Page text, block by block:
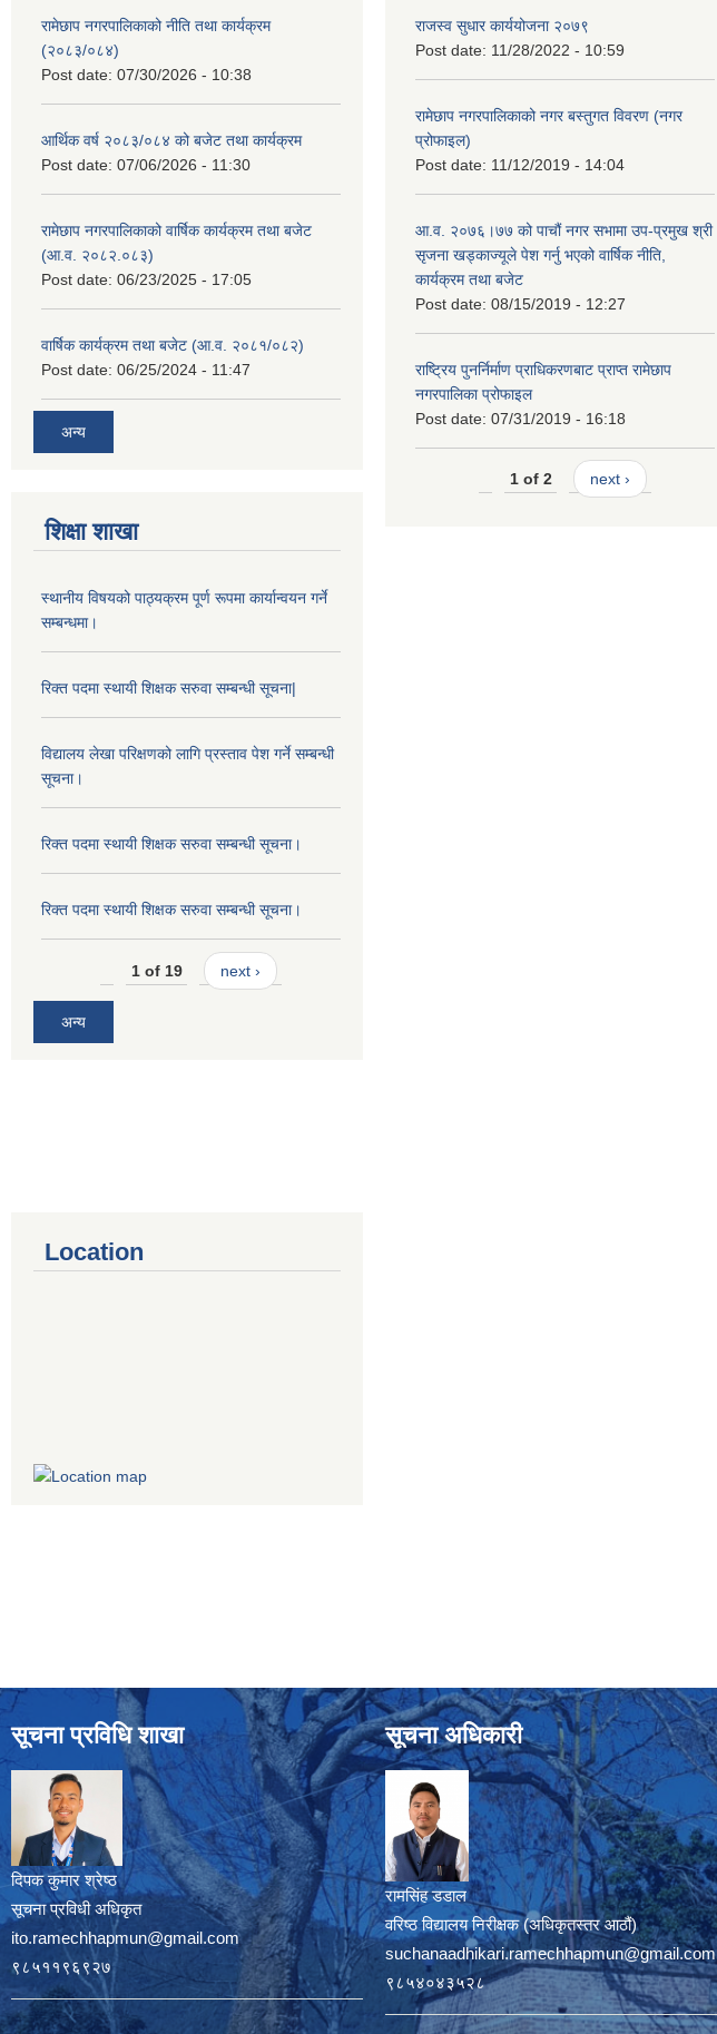
रामेछाप नगरपालिकाको नीति तथा कार्यक्रम
(२०८३/०८४)
Post date: 07/30/2026 - 10:38
आर्थिक वर्ष २०८३/०८४ को बजेट तथा कार्यक्रम
Post date: 07/06/2026 - 11:30
रामेछाप नगरपालिकाको वार्षिक कार्यक्रम तथा बजेट
(आ.व. २०८२.०८३)
Post date: 06/23/2025 - 17:05
वार्षिक कार्यक्रम तथा बजेट (आ.व. २०८१/०८२)
Post date: 06/25/2024 - 11:47
अन्य
शिक्षा शाखा
स्थानीय विषयको पाठ्यक्रम पूर्ण रूपमा कार्यान्वयन गर्ने
सम्बन्धमा।
रिक्त पदमा स्थायी शिक्षक सरुवा सम्बन्धी सूचना|
विद्यालय लेखा परिक्षणको लागि प्रस्ताव पेश गर्ने सम्बन्धी
सूचना।
रिक्त पदमा स्थायी शिक्षक सरुवा सम्बन्धी सूचना।
रिक्त पदमा स्थायी शिक्षक सरुवा सम्बन्धी सूचना।
1 of 19 next ›
अन्य
राजस्व सुधार कार्ययोजना २०७९
Post date: 11/28/2022 - 10:59
रामेछाप नगरपालिकाको नगर बस्तुगत विवरण (नगर
प्रोफाइल)
Post date: 11/12/2019 - 14:04
आ.व. २०७६।७७ को पाचौं नगर सभामा उप-प्रमुख श्री
सृजना खड्काज्यूले पेश गर्नु भएको वार्षिक नीति,
कार्यक्रम तथा बजेट
Post date: 08/15/2019 - 12:27
राष्ट्रिय पुनर्निर्माण प्राधिकरणबाट प्राप्त रामेछाप
नगरपालिका प्रोफाइल
Post date: 07/31/2019 - 16:18
1 of 2 next ›
Location
सूचना प्रविधि शाखा
दिपक कुमार श्रेष्ठ
सूचना प्रविधी अधिकृत
ito.ramechhapmun@gmail.com
९८५११९६९२७
सूचना अधिकारी
रामसिंह डडाल
वरिष्ठ विद्यालय निरीक्षक (अधिकृतस्तर आठौं)
suchanaadhikari.ramechhapmun@gmail.com
९८५४०४३५२८